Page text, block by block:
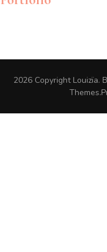
2026 Copyright Louizïa.
Themes